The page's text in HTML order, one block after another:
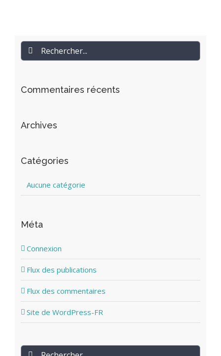
Rechercher
Commentaires récents
Archives
Catégories
Aucune catégorie
Méta
Connexion
Flux des publications
Flux des commentaires
Site de WordPress-FR
Rechercher